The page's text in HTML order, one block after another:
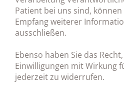
Patient bei uns sind,
Empfang weiterer
ausschließen.
Ebenso haben Sie das
Einwilligungen mit Wirkung
jederzeit zu widerrufen.